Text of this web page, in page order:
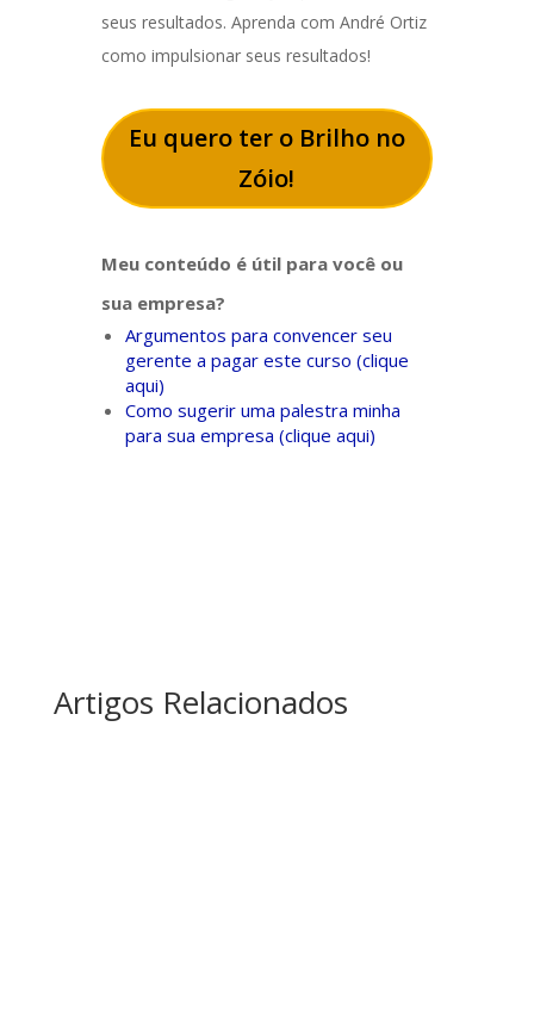
seus resultados. Aprenda com André Ortiz
como impulsionar seus resultados!
Eu quero ter o Brilho no
Zóio!
Meu conteúdo é útil para você ou
sua empresa?
Argumentos para convencer seu
gerente a pagar este curso (clique
aqui)
Como sugerir uma palestra minha
para sua empresa (clique aqui)
Artigos Relacionados